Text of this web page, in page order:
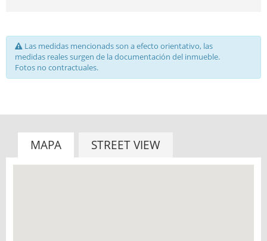
Las medidas mencionads son a efecto orientativo, las
medidas reales surgen de la documentación del inmueble.
Fotos no contractuales.
MAPA STREET VIEW